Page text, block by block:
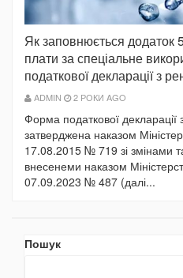
Як заповнюється додаток
плати за спеціальне
податкової декларації з
ADMIN 2 РОКИ AGO
Форма податкової декларації
затверджена наказом
17.08.2015 № 719 зі змінами
внесенеми наказом
07.09.2023 № 487 (далі...
Пошук